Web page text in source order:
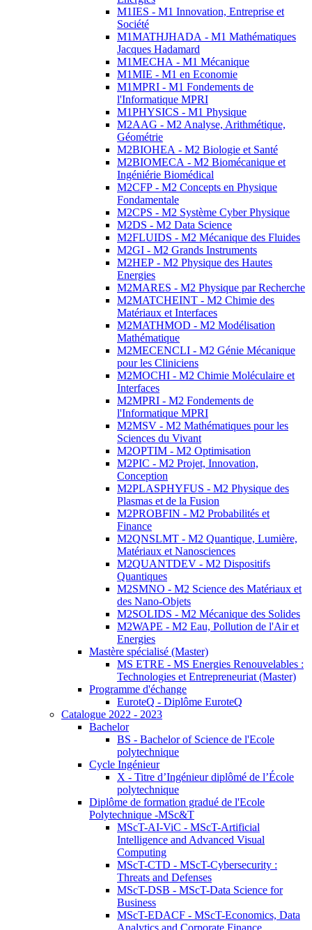
M1IES - M1 Innovation, Entreprise et
Société
M1MATHJHADA - M1 Mathématiques
Jacques Hadamard
M1MECHA - M1 Mécanique
M1MIE - M1 en Economie
M1MPRI - M1 Fondements de
l'Informatique MPRI
M1PHYSICS - M1 Physique
M2AAG - M2 Analyse, Arithmétique,
Géométrie
M2BIOHEA - M2 Biologie et Santé
M2BIOMECA - M2 Biomécanique et
Ingéniérie Biomédical
M2CFP - M2 Concepts en Physique
Fondamentale
M2CPS - M2 Système Cyber Physique
M2DS - M2 Data Science
M2FLUIDS - M2 Mécanique des Fluides
M2GI - M2 Grands Instruments
M2HEP - M2 Physique des Hautes
Energies
M2MARES - M2 Physique par Recherche
M2MATCHEINT - M2 Chimie des
Matériaux et Interfaces
M2MATHMOD - M2 Modélisation
Mathématique
M2MECENCLI - M2 Génie Mécanique
pour les Cliniciens
M2MOCHI - M2 Chimie Moléculaire et
Interfaces
M2MPRI - M2 Fondements de
l'Informatique MPRI
M2MSV - M2 Mathématiques pour les
Sciences du Vivant
M2OPTIM - M2 Optimisation
M2PIC - M2 Projet, Innovation,
Conception
M2PLASPHYFUS - M2 Physique des
Plasmas et de la Fusion
M2PROBFIN - M2 Probabilités et
Finance
M2QNSLMT - M2 Quantique, Lumière,
Matériaux et Nanosciences
M2QUANTDEV - M2 Dispositifs
Quantiques
M2SMNO - M2 Science des Matériaux et
des Nano-Objets
M2SOLIDS - M2 Mécanique des Solides
M2WAPE - M2 Eau, Pollution de l'Air et
Energies
Mastère spécialisé (Master)
MS ETRE - MS Energies Renouvelables :
Technologies et Entrepreneuriat (Master)
Programme d'échange
EuroteQ - Diplôme EuroteQ
Catalogue 2022 - 2023
Bachelor
BS - Bachelor of Science de l'Ecole
polytechnique
Cycle Ingénieur
X - Titre d’Ingénieur diplômé de l’École
polytechnique
Diplôme de formation gradué de l'Ecole
Polytechnique -MSc&T
MScT-AI-ViC - MScT-Artificial
Intelligence and Advanced Visual
Computing
MScT-CTD - MScT-Cybersecurity :
Threats and Defenses
MScT-DSB - MScT-Data Science for
Business
MScT-EDACF - MScT-Economics, Data
Analytics and Corporate Finance